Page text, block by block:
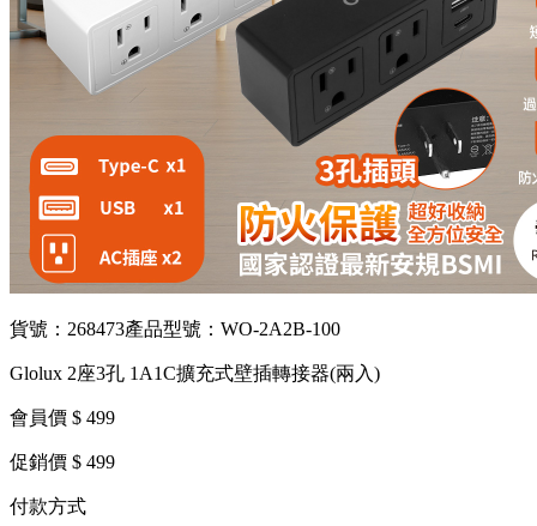
貨號：268473產品型號：WO-2A2B-100
Glolux 2座3孔 1A1C擴充式壁插轉接器(兩入)
會員價 $ 499
促銷價 $ 499
付款方式